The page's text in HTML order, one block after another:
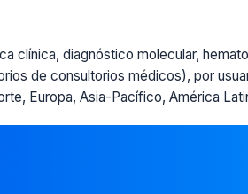
clínica, diagnóstico molecular,
de consultorios médicos), por
Europa, Asia-Pacífico, América